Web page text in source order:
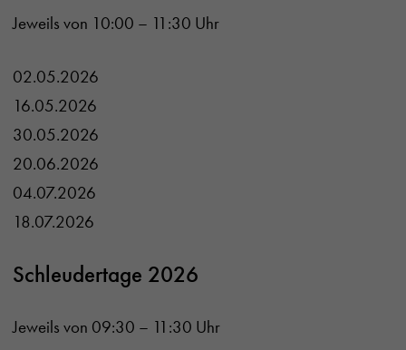
Jeweils von 10:00 – 11:30 Uhr
02.05.2026
16.05.2026
30.05.2026
20.06.2026
04.07.2026
18.07.2026
Schleudertage 2026
Jeweils von 09:30 – 11:30 Uhr